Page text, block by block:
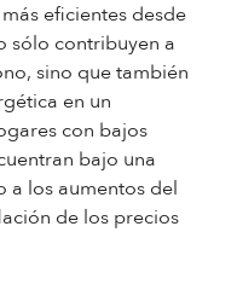
eficientes desde
sólo contribuyen a
sino que también
en un
con bajos
bajo una
a los aumentos del
de los precios